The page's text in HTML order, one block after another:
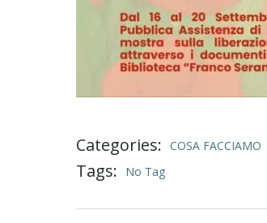
Categories: COSA FACCIAMO
Tags: No Tag